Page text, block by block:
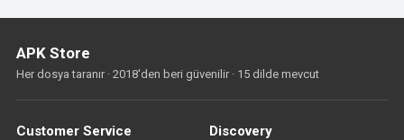
APK Store
Her dosya taranır · 2018'den beri güvenilir · 15 dilde mevcut
Customer Service Discovery